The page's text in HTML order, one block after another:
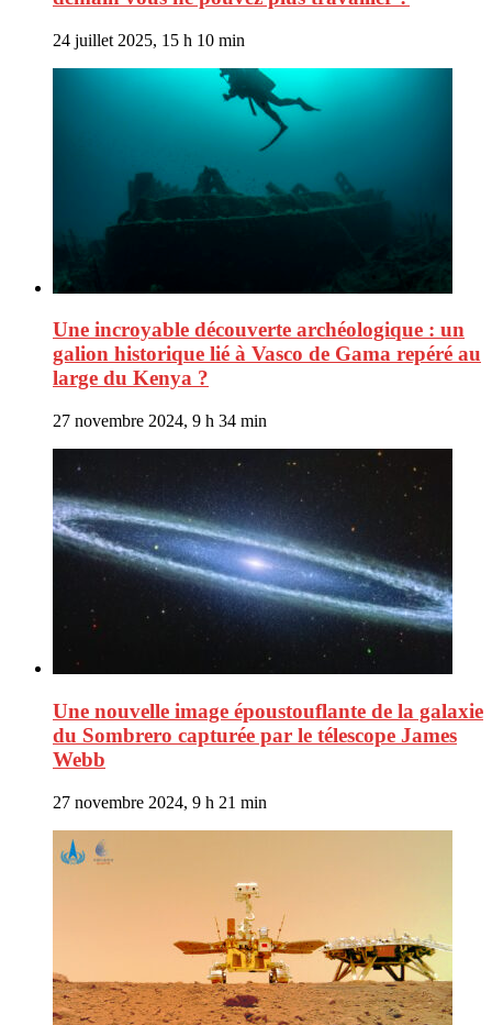
24 juillet 2025, 15 h 10 min
Une incroyable découverte archéologique : un
galion historique lié à Vasco de Gama repéré au
large du Kenya ?
27 novembre 2024, 9 h 34 min
Une nouvelle image époustouflante de la galaxie
du Sombrero capturée par le télescope James
Webb
27 novembre 2024, 9 h 21 min